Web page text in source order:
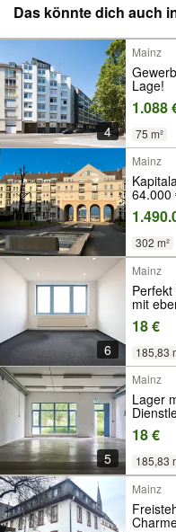
Das könnte dich auch
4
Mainz
Lage!
1.088
75 m²
Mainz
64.000
302 m²
6
Mainz
mit
18 €
185,83
5
Mainz
Lager
18 €
185,83
Mainz